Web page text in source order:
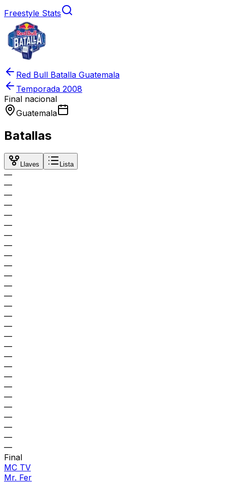
Freestyle Stats
Red Bull Batalla Guatemala
Temporada 2008
Final nacional
Guatemala
Batallas
Llaves Lista
—
—
—
—
—
—
—
—
—
—
—
—
—
—
—
—
—
—
—
—
—
—
—
—
—
—
—
—
Final
MC TV
Mr. Fer